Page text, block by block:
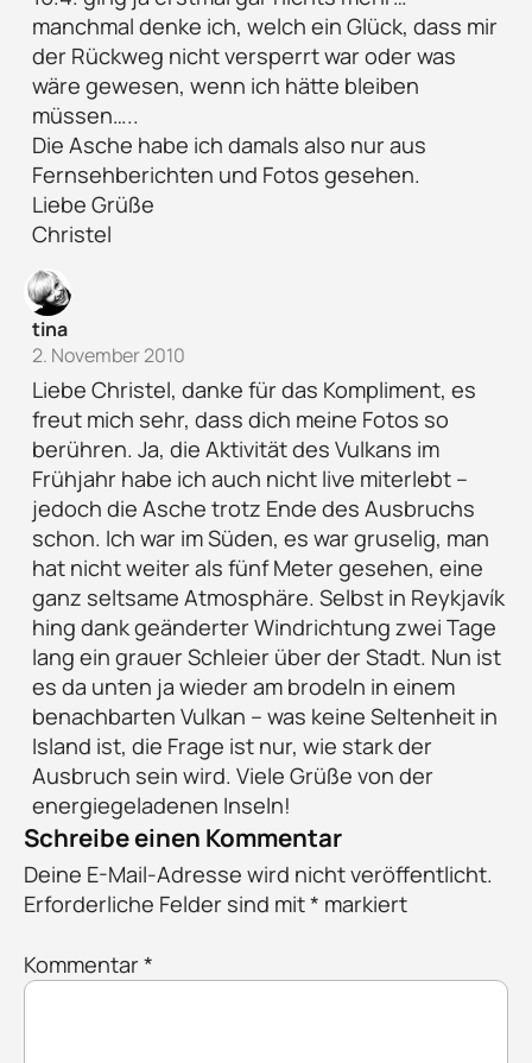
manchmal denke ich, welch ein Glück, dass mir
der Rückweg nicht versperrt war oder was
wäre gewesen, wenn ich hätte bleiben
müssen…..
Die Asche habe ich damals also nur aus
Fernsehberichten und Fotos gesehen.
Liebe Grüße
Christel
tina
2. November 2010
Liebe Christel, danke für das Kompliment, es
freut mich sehr, dass dich meine Fotos so
berühren. Ja, die Aktivität des Vulkans im
Frühjahr habe ich auch nicht live miterlebt –
jedoch die Asche trotz Ende des Ausbruchs
schon. Ich war im Süden, es war gruselig, man
hat nicht weiter als fünf Meter gesehen, eine
ganz seltsame Atmosphäre. Selbst in Reykjavík
hing dank geänderter Windrichtung zwei Tage
lang ein grauer Schleier über der Stadt. Nun ist
es da unten ja wieder am brodeln in einem
benachbarten Vulkan – was keine Seltenheit in
Island ist, die Frage ist nur, wie stark der
Ausbruch sein wird. Viele Grüße von der
energiegeladenen Inseln!
Schreibe einen Kommentar
Deine E-Mail-Adresse wird nicht veröffentlicht.
Erforderliche Felder sind mit* markiert
Kommentar *